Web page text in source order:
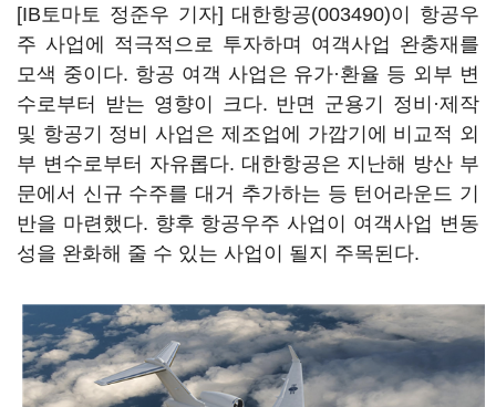
[IB토마토 정준우 기자] 대한항공(003490)이 항공우
주 사업에 적극적으로 투자하며 여객사업 완충재를
모색 중이다. 항공 여객 사업은 유가·환율 등 외부 변
수로부터 받는 영향이 크다. 반면 군용기 정비·제작
및 항공기 정비 사업은 제조업에 가깝기에 비교적 외
부 변수로부터 자유롭다. 대한항공은 지난해 방산 부
문에서 신규 수주를 대거 추가하는 등 턴어라운드 기
반을 마련했다. 향후 항공우주 사업이 여객사업 변동
성을 완화해 줄 수 있는 사업이 될지 주목된다.